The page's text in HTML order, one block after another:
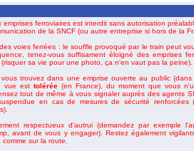
ferroviaires est interdit sans autorisation
de la SNCF (ou autre entreprise si hors de la
voies ferrées : le souffle provoqué par le train peut
tenez-vous suffisament éloigné des emprises
sa vie pour une photo, ça n'en vaut pas la peine).
trouvez dans une emprise ouverte au public
vue est tolérée(en France), du moment que vous
tout de même à vous signaler auprès des agents
en cas de mesures de sécurité renforcées
respectueux d'autrui (demandez par exemple
avant de vous y engager). Restez également
sur la route.